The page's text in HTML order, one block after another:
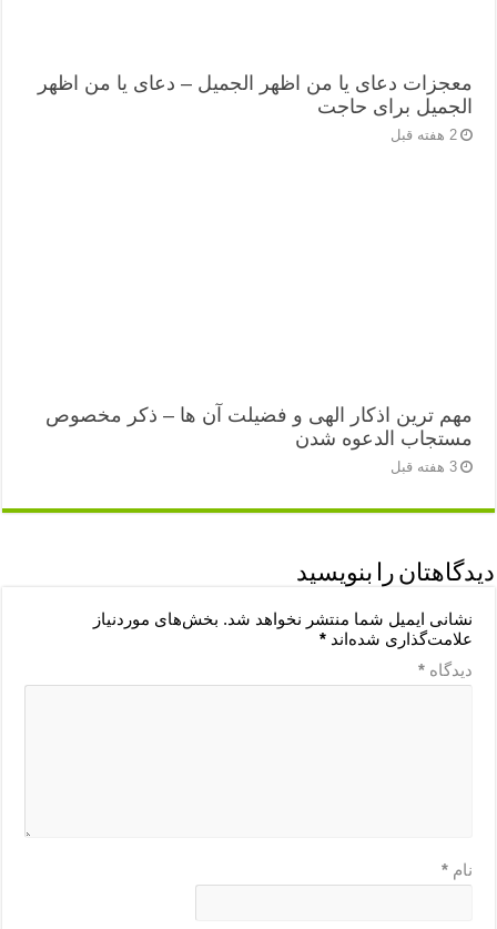
معجزات دعای یا من اظهر الجمیل – دعای یا من اظهر
الجمیل برای حاجت
2 هفته قبل
مهم ترین اذکار الهی و فضیلت آن ها – ذکر مخصوص
مستجاب الدعوه شدن
3 هفته قبل
دیدگاهتان را بنویسید
نشانی ایمیل شما منتشر نخواهد شد. بخش‌های موردنیاز
علامت‌گذاری شده‌اند*
دیدگاه*
نام*